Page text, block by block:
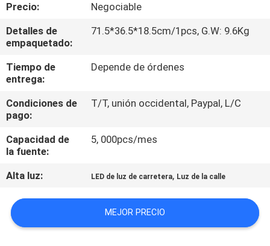
CONTROL
DE
CALIDAD
EN
CONTACTO
CON
PIDA
UNA
CITA
Precio:
Negociable
Detalles de
empaquetado:
71.5*36.5*18.5cm/1pcs, G.W: 9.6Kg
Tiempo de
entrega:
Depende de órdenes
Condiciones de
pago:
T/T, unión occidental, Paypal, L/C
Capacidad de
la fuente:
5, 000pcs/mes
Alta luz: LED de luz de carretera, Luz de la calle
MEJOR PRECIO